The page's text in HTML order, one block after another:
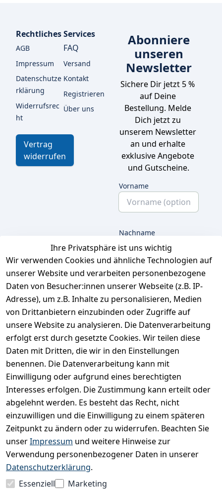
Ihre Privatsphäre ist uns wichtig
Wir verwenden Cookies und ähnliche Technologien auf
unserer Website und verarbeiten personenbezogene
Daten von Besucher:innen unserer Webseite (z.B. IP-
Adresse), um z.B. Inhalte zu personalisieren, Medien
von Drittanbietern einzubinden oder Zugriffe auf
unsere Website zu analysieren. Die Datenverarbeitung
erfolgt erst durch gesetzte Cookies. Wir teilen diese
Daten mit Dritten, die wir in den Einstellungen
benennen. Die Datenverarbeitung kann mit
Einwilligung oder aufgrund eines berechtigten
Interesses erfolgen. Die Zustimmung kann erteilt oder
abgelehnt werden. Es besteht das Recht, nicht
einzuwilligen und die Einwilligung zu einem späteren
Zeitpunkt zu ändern oder zu widerrufen. Beachten Sie
unserImpressum und weitere Hinweise zur
Verwendung personenbezogener Daten in unserer
Datenschutzerklärung.
Essenziell
Marketing
Rechtliches
AGB
Impressum
Datenschutze
rklärung
Widerrufsrec
ht
Vertrag
widerrufen
Services
FAQ
Versand
Kontakt
Registrieren
Über uns
Abonniere
unseren
Newsletter
Sichere Dir jetzt 5 %
auf Deine
Bestellung. Melde
Dich jetzt zu
unserem Newsletter
an und erhalte
exklusive Angebote
und Gutscheine.
Vorname
Nachname
E-Mail
Ich bestätige hiermit,
dass ich die
Datenschutzerklärung
gelesen habe. Ich
kann meine
Einwilligung jederzeit
widerrufen.**
Newsletter
abonnieren
** markierte Felder sind